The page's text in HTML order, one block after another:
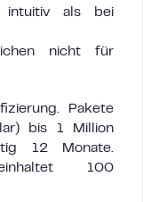
intuitiv als bei
nicht für
Pakete
bis 1 Million
12 Monate.
100